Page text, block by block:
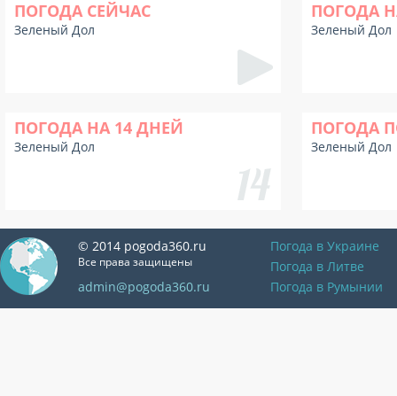
ПОГОДА СЕЙЧАС
Зеленый Дол
ПОГОДА
Зеленый Дол
ПОГОДА НА 14 ДНЕЙ
Зеленый Дол
ПОГОДА
Зеленый Дол
© 2014 pogoda360.ru
Все права защищены
admin@pogoda360.ru
Погода в Украине
Погода в Литве
Погода в Румынии